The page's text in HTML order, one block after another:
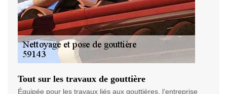
Tout sur les travaux de gouttière
Équipée pour les travaux liés aux gouttières, l’entreprise